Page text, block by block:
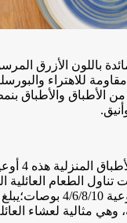
باللون الأزرق
للاهتراء
من الأطباق والأطباق
أفراد.يبلغ قطر الأوعية